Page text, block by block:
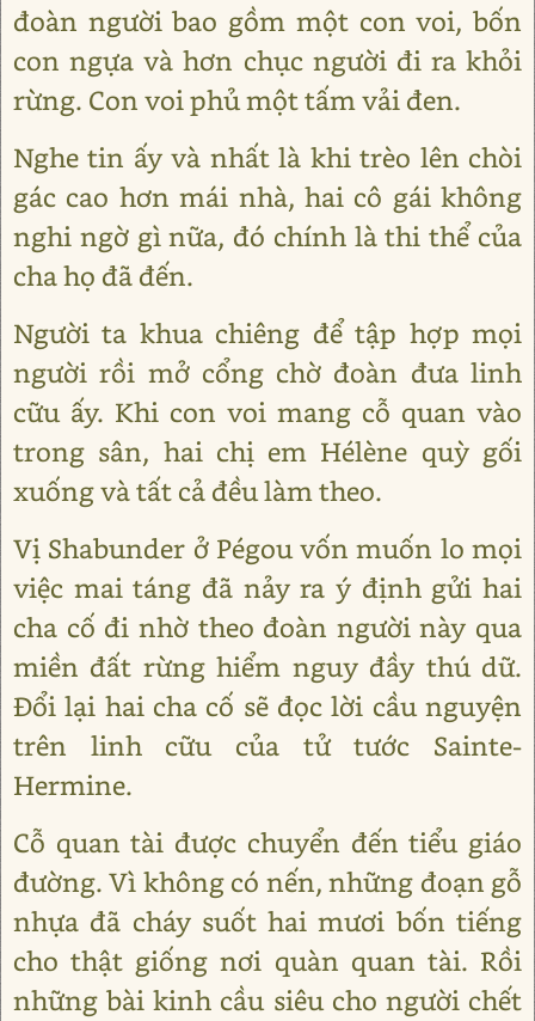
đoàn người bao gồm một con voi, bốn
con ngựa và hơn chục người đi ra khỏi
rừng. Con voi phủ một tấm vải đen.
Nghe tin ấy và nhất là khi trèo lên chòi
gác cao hơn mái nhà, hai cô gái không
nghi ngờ gì nữa, đó chính là thi thể của
cha họ đã đến.
Người ta khua chiêng để tập hợp mọi
người rồi mở cổng chờ đoàn đưa linh
cữu ấy. Khi con voi mang cỗ quan vào
trong sân, hai chị em Hélène quỳ gối
xuống và tất cả đều làm theo.
Vị Shabunder ở Pégou vốn muốn lo mọi
việc mai táng đã nảy ra ý định gửi hai
cha cố đi nhờ theo đoàn người này qua
miền đất rừng hiểm nguy đầy thú dữ.
Đổi lại hai cha cố sẽ đọc lời cầu nguyện
trên linh cữu của tử tước Sainte-
Hermine.
Cỗ quan tài được chuyển đến tiểu giáo
đường. Vì không có nến, những đoạn gỗ
nhựa đã cháy suốt hai mươi bốn tiếng
cho thật giống nơi quàn quan tài. Rồi
những bài kinh cầu siêu cho người chết